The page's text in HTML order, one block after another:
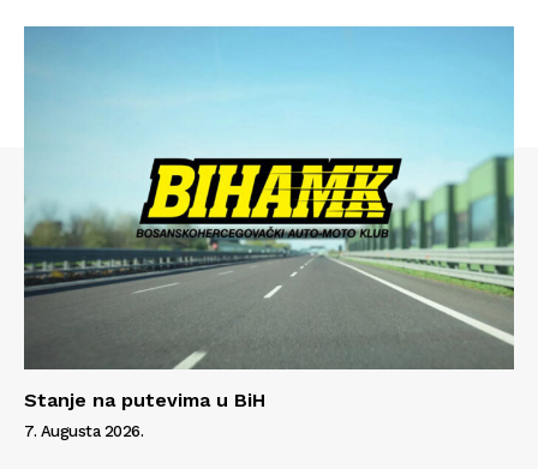
Stanje na putevima u BiH
7. Augusta 2026.